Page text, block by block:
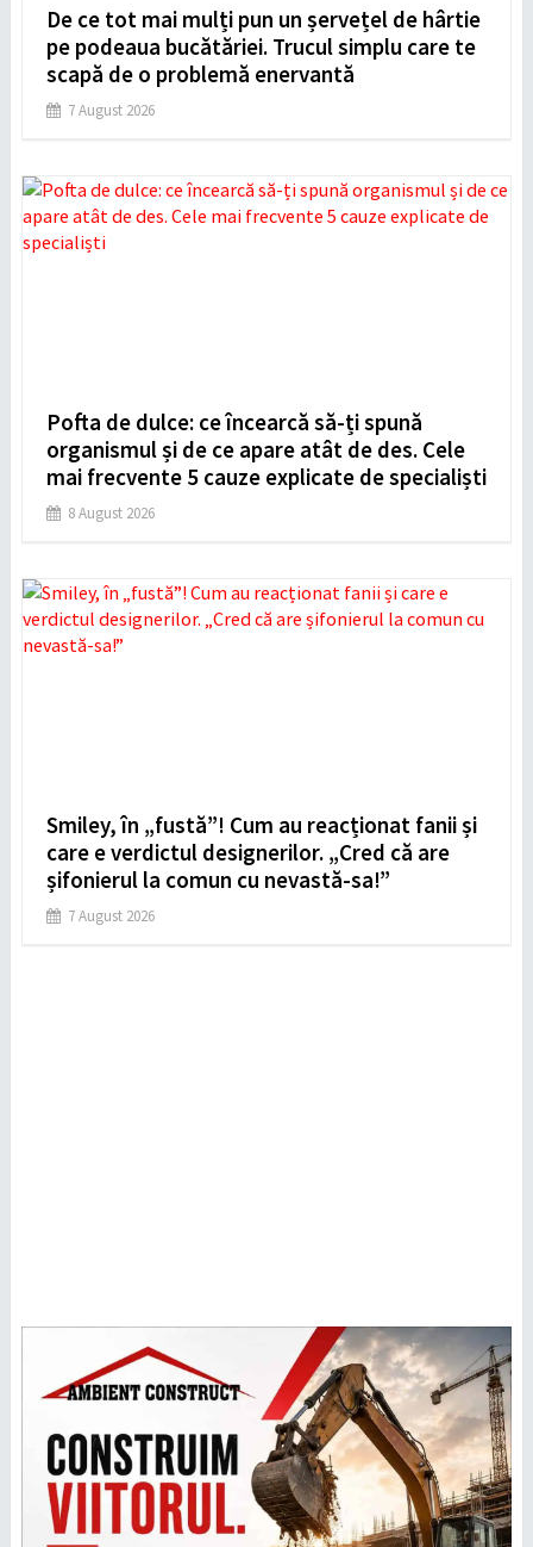
De ce tot mai mulți pun un șervețel de hârtie
pe podeaua bucătăriei. Trucul simplu care te
scapă de o problemă enervantă
7 August 2026
Pofta de dulce: ce încearcă să-ți spună
organismul și de ce apare atât de des. Cele
mai frecvente 5 cauze explicate de specialiști
8 August 2026
Smiley, în „fustă”! Cum au reacționat fanii și
care e verdictul designerilor. „Cred că are
șifonierul la comun cu nevastă-sa!”
7 August 2026